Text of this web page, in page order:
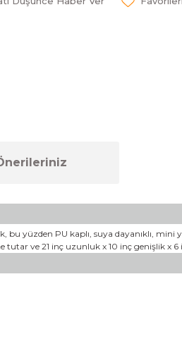
bu yüzden PU kaplı, suya dayanıklı,
ve 21 inç uzunluk x 10 inç genişlik x